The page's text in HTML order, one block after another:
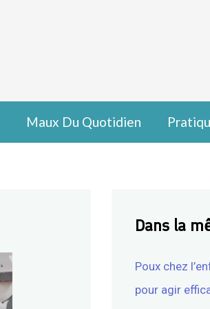
Maux Du Quotidien
Dans la
Poux chez
pour agir